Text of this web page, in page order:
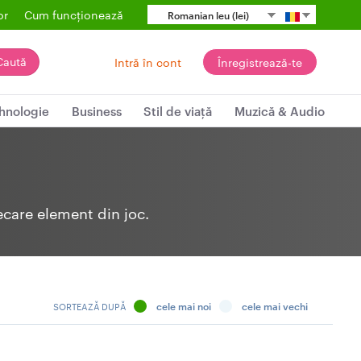
Romanian leu (lei)
Cum funcționează
Intră în cont Înregistrează-te
Business Stil de viață Muzică & Audio
element din joc.
SORTEAZĂ DUPĂ cele mai noi cele mai vechi